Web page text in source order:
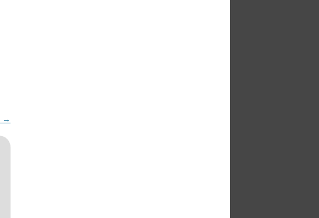
→